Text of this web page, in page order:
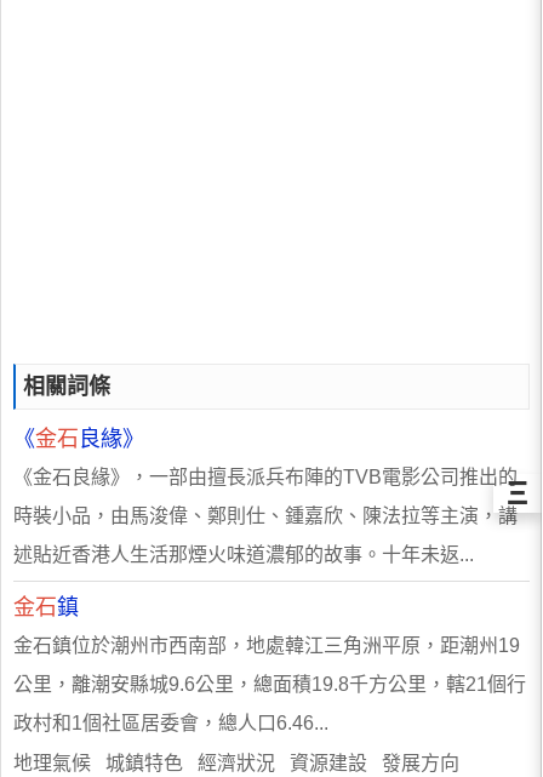
相關詞條
《金石 良緣》
《金石良緣》，一部由擅長派兵布陣的TVB電影公司推出的
時裝小品，由馬浚偉、鄭則仕、鍾嘉欣、陳法拉等主演，講
述貼近香港人生活那煙火味道濃郁的故事。十年未返...
金石鎮
金石鎮位於潮州市西南部，地處韓江三角洲平原，距潮州19
公里，離潮安縣城9.6公里，總面積19.8千方公里，轄21個行
政村和1個社區居委會，總人口6.46...
地理氣候 城鎮特色 經濟狀況 資源建設 發展方向
Ξ